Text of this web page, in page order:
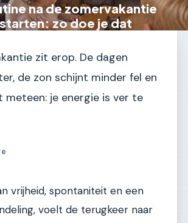
na de zomervakantie
zo doe je dat
zit erop. De dagen
de zon schijnt minder fel en
meteen: je energie is ver te
vrijheid, spontaniteit en een
voelt de terugkeer naar